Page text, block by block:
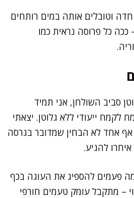
חדה וטובלים אותה במים רותחים
ככה כל פרוסה נראית כמו
סביב השולחן, אני תמיד
ייעודי ללא גלוטן. יצאתי
אף אחד לא הבחין שמדובר בגרסה
להגיע.
פעמים להספיג את העוגה בכף
– מתקבל עומק טעמים חורפי